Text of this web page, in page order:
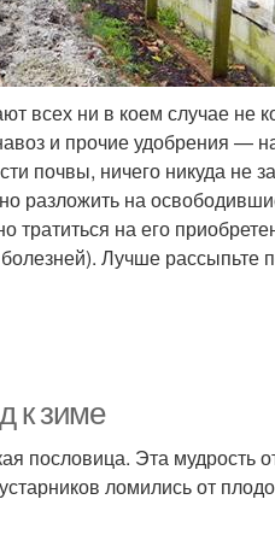
всех ни в коем случае не
и прочие удобрения —
почвы, ничего никуда не
разложить на
тратиться на его
Лучше
к зиме
пословица. Эта мудрость
ломились от